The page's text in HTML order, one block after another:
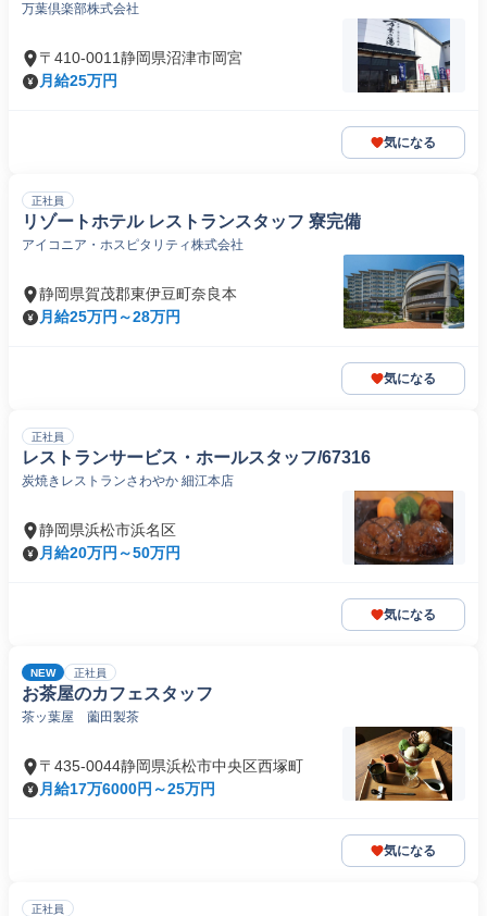
万葉倶楽部株式会社
〒410-0011静岡県沼津市岡宮
月給25万円
気になる
正社員
リゾートホテル レストランスタッフ 寮完備
アイコニア・ホスピタリティ株式会社
静岡県賀茂郡東伊豆町奈良本
月給25万円～28万円
気になる
正社員
レストランサービス・ホールスタッフ/67316
炭焼きレストランさわやか 細江本店
静岡県浜松市浜名区
月給20万円～50万円
気になる
NEW 正社員
お茶屋のカフェスタッフ
茶ッ葉屋 薗田製茶
〒435-0044静岡県浜松市中央区西塚町
月給17万6000円～25万円
気になる
正社員